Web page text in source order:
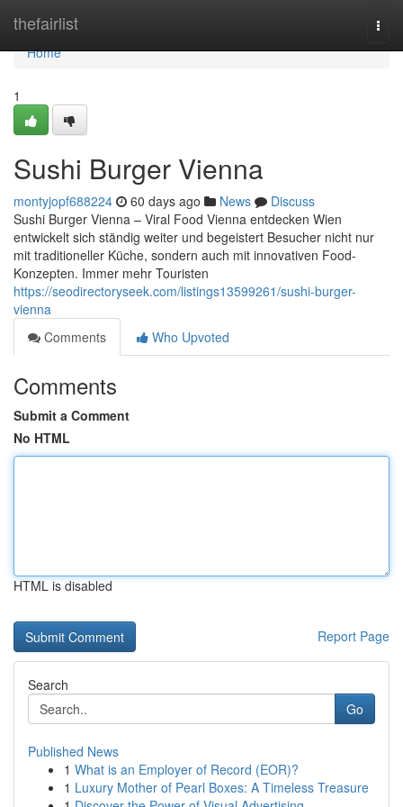
thefairlist
Home
Home
1
Sushi Burger Vienna
montyjopf688224 60 days ago News
Discuss
Sushi Burger Vienna – Viral Food Vienna entdecken Wien
entwickelt sich ständig weiter und begeistert Besucher nicht nur
mit traditioneller Küche, sondern auch mit innovativen Food-
Konzepten. Immer mehr Touristen
https://seodirectoryseek.com/listings13599261/sushi-burger-
vienna
Comments
Who Upvoted
Comments
Submit a Comment
No HTML
HTML is disabled
Report Page
Search
Go
Published News
1 What is an Employer of Record (EOR)?
1 Luxury Mother of Pearl Boxes: A Timeless Treasure